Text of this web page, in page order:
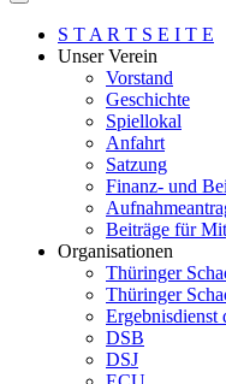
S T A R T S E I T E
Unser Verein
Vorstand
Geschichte
Spiellokal
Anfahrt
Satzung
Finanz- und
Beiträge für
Organisationen
Thüringer
Thüringer
Ergebnisdienst
DSB
DSJ